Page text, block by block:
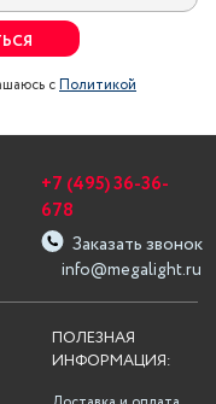
сПолитикой
info@megalight.ru
+7 (495) 36-36-
678
Заказать звонок
ПОЛЕЗНАЯ
ИНФОРМАЦИЯ: